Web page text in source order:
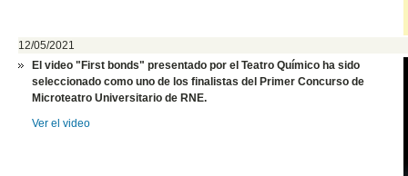
12/05/2021
El video "First bonds" presentado por el Teatro Químico ha sido
seleccionado como uno de los finalistas del Primer Concurso de
Microteatro Universitario de RNE.
Ver el video